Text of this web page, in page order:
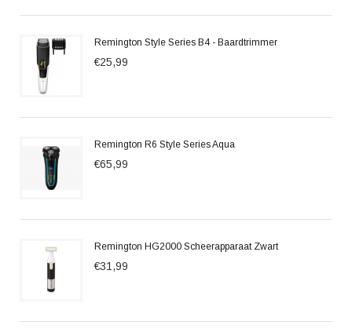
Remington Style Series B4 - Baardtrimmer
€25,99
Remington R6 Style Series Aqua
€65,99
Remington HG2000 Scheerapparaat Zwart
€31,99